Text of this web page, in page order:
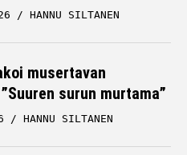
HANNU SILTANEN
musertavan
surun murtama”
HANNU SILTANEN